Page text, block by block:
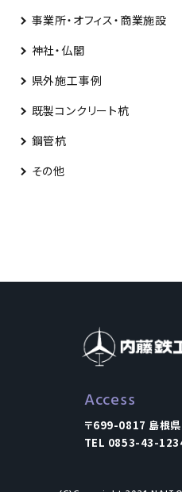
事業所・オフィス・商業施設
神社・仏閣
県外施工事例
既製コンクリート杭
鋼管杭
その他
Access
〒699-0817 島根
TEL 0853-43-